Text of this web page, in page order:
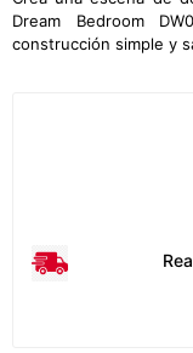
Dream Bedroom
construcción simple y